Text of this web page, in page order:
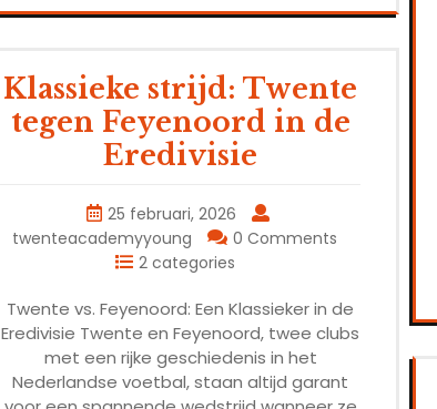
Klassieke strijd: Twente
tegen Feyenoord in de
Eredivisie
25 februari, 2026
twenteacademyyoung
0 Comments
2 categories
Twente vs. Feyenoord: Een Klassieker in de
Eredivisie Twente en Feyenoord, twee clubs
met een rijke geschiedenis in het
Nederlandse voetbal, staan altijd garant